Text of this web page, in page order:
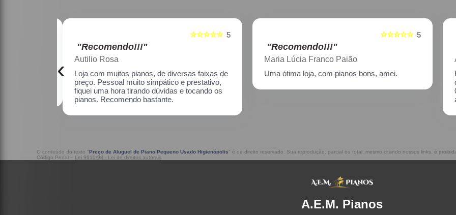
5
☆☆☆☆☆
"Recomendo!!!"
Maria Lúcia Franco Paião
Uma ótima loja, com pianos bons, amei.
5
☆☆☆☆☆
"Recomendo!!!"
Aline Nagata
Excelente atendimento!! Enviei um piano para
02/2021, incluindo o transporte. Muito
‹
O conteúdo do texto "Preço de Aluguel de Piano Pequeno Usado Higienópolis" é de direito reservado. Sua reprodução, parcial ou total, mesmo citando nossos links, é
Código Penal – Lei 9610/98 - Lei de direitos autorais
A.E.M. Pianos